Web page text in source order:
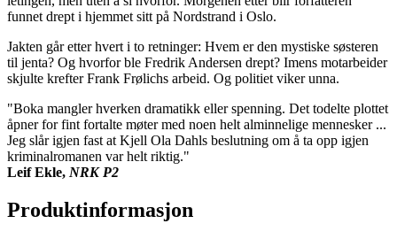
funnet drept i hjemmet sitt på Nordstrand i Oslo.
Jakten går etter hvert i to retninger: Hvem er den mystiske søsteren
til jenta? Og hvorfor ble Fredrik Andersen drept? Imens motarbeider
skjulte krefter Frank Frølichs arbeid. Og politiet viker unna.
"Boka mangler hverken dramatikk eller spenning. Det todelte plottet
åpner for fint fortalte møter med noen helt alminnelige mennesker ...
Jeg slår igjen fast at Kjell Ola Dahls beslutning om å ta opp igjen
kriminalromanen var helt riktig."
Leif Ekle, NRK P2
Produktinformasjon